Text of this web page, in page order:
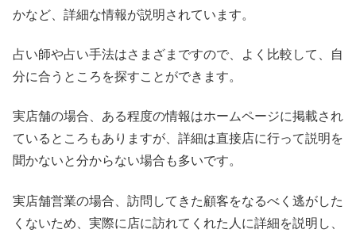
かなど、詳細な情報が説明されています。
占い師や占い手法はさまざまですので、よく比較して、自
分に合うところを探すことができます。
実店舗の場合、ある程度の情報はホームページに掲載され
ているところもありますが、詳細は直接店に行って説明を
聞かないと分からない場合も多いです。
実店舗営業の場合、訪問してきた顧客をなるべく逃がした
くないため、実際に店に訪れてくれた人に詳細を説明し、